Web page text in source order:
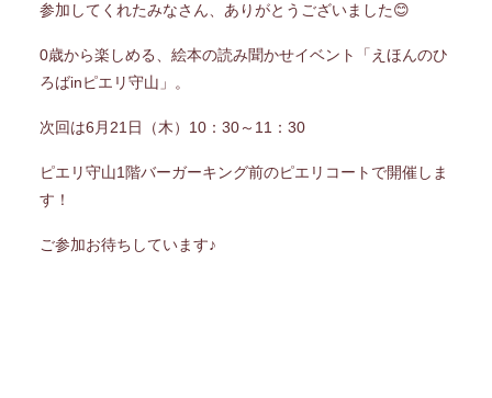
参加してくれたみなさん、ありがとうございました😊
0歳から楽しめる、絵本の読み聞かせイベント「えほんのひ
ろばinピエリ守山」。
次回は6月21日（木）10：30～11：30
ピエリ守山1階バーガーキング前のピエリコートで開催しま
す！
ご参加お待ちしています♪